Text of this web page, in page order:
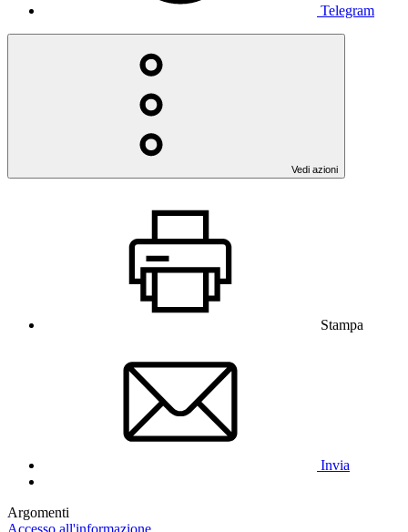
Telegram
Vedi azioni
Stampa
Invia
Argomenti
Accesso all'informazione